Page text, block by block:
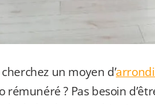
un moyen d’
rémunéré ? Pas besoin